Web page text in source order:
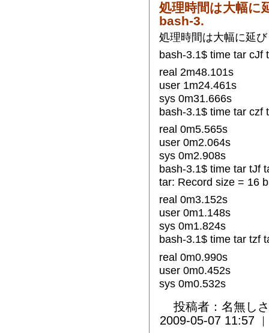
処理時間は大幅に
bash-3.
処理時間は大幅に延
bash-3.1$ time tar cJf
real 2m48.101s
user 1m24.461s
sys 0m31.666s
bash-3.1$ time tar czf
real 0m5.565s
user 0m2.064s
sys 0m2.908s
bash-3.1$ time tar tJf
tar: Record size = 16
real 0m3.152s
user 0m1.148s
sys 0m1.824s
bash-3.1$ time tar tzf
real 0m0.990s
user 0m0.452s
sys 0m0.532s
投稿者：名無し
2009-05-07 11:57